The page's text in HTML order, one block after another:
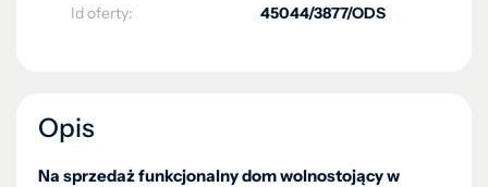
Id oferty: 45044/3877/ODS
Opis
Na sprzedaż funkcjonalny dom wolnostojący w